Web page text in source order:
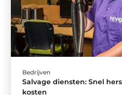
Bedrijven
Salvage diensten: Snel
kosten